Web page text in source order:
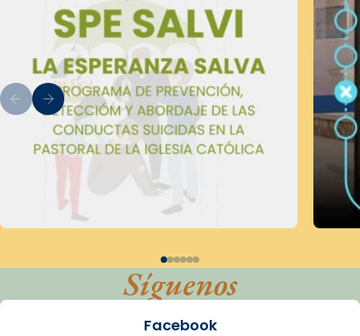
Síguenos
Facebook